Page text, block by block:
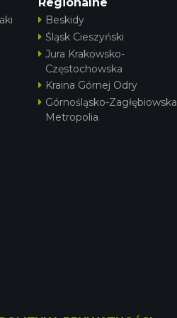
Beskidy
Śląsk Cieszyński
Jura Krakowsko-
Częstochowska
Kraina Górnej Odry
Górnośląsko-Zagłębiowska
Metropolia